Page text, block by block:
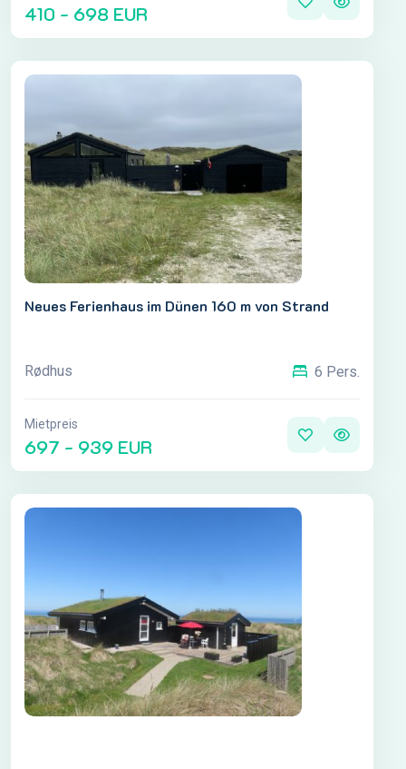
410 - 698 EUR
Neues Ferienhaus im Dünen 160 m von Strand
Rødhus 6 Pers.
Mietpreis
697 - 939 EUR